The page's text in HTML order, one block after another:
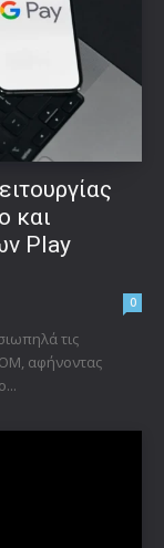
και
Play
0
τις
αφήνοντας